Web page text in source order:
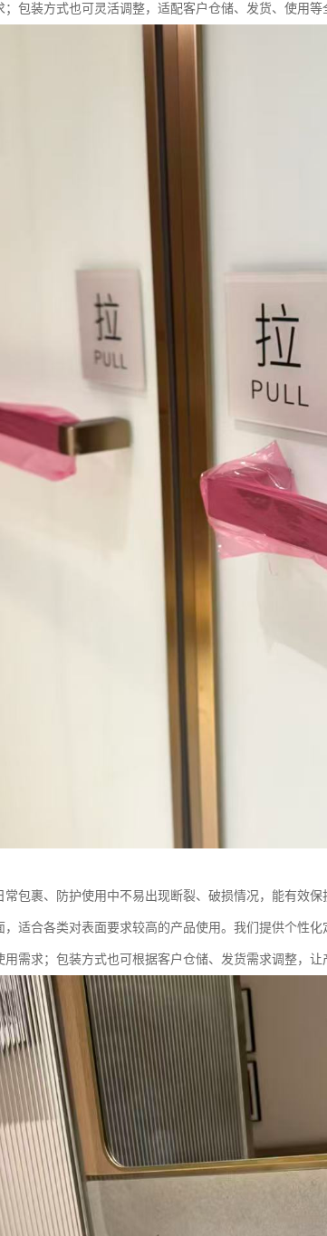
；包装方式也可灵活调整，适配客户仓储、发货、使用等
常包裹、防护使用中不易出现断裂、破损情况，能有效
，适合各类对表面要求较高的产品使用。我们提供个性
需求；包装方式也可根据客户仓储、发货需求调整，让